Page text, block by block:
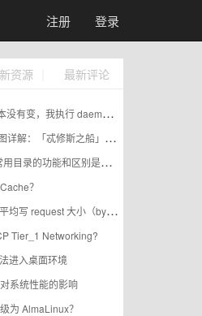
注册 登录
资源 最新评论
reexec 后如何判断进程是否重启过
：「忒修斯之船」式重建
录的功能和区别是什么？
？
request 大小（bytes/IO）？
Tier_1 Networking?
进入桌面环境
系统性能的影响
为 AlmaLinux？